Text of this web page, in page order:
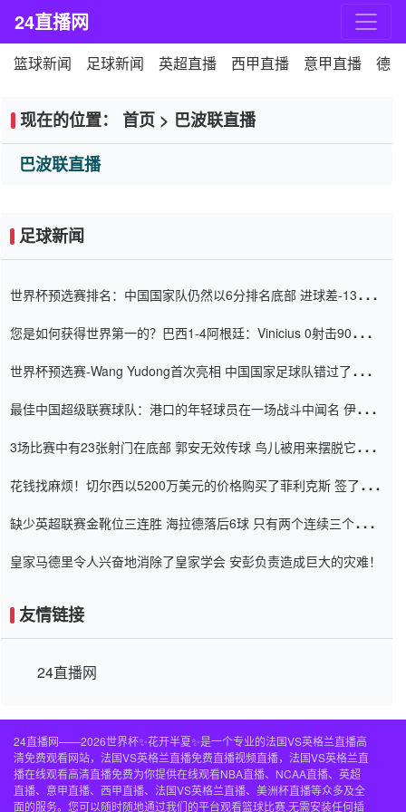
24直播网
篮球新闻 足球新闻 英超直播 西甲直播 意甲直播 德
现在的位置： 首页 > 巴波联直播
巴波联直播
足球新闻
世界杯预选赛排名：中国国家队仍然以6分排名底部 进球差-13令人
您是如何获得世界第一的？巴西1-4阿根廷：Vinicius 0射击90分钟
世界杯预选赛-Wang Yudong首次亮相 中国国家足球队错过了世界
最佳中国超级联赛球队：港口的年轻球员在一场战斗中闻名 伊万放
3场比赛中有23张射门在底部 郭安无效传球 鸟儿被用来摆脱它
花钱找麻烦！切尔西以5200万美元的价格购买了菲利克斯 签了7年
缺少英超联赛金靴位三连胜 海拉德落后6球 只有两个连续三个连续
皇家马德里令人兴奋地消除了皇家学会 安彭负责造成巨大的灾难！
友情链接
24直播网
24直播网——2026世界杯✨花开半夏✨是一个专业的法国VS英格兰直播高
清免费观看网站，法国VS英格兰直播免费直播视频直播，法国VS英格兰直
播在线观看高清直播免费为你提供在线观看NBA直播、NCAA直播、英超
直播、意甲直播、西甲直播、法国VS英格兰直播、美洲杯直播等众多及全
面的服务。您可以随时随地通过我们的平台观看篮球比赛,无需安装任何插